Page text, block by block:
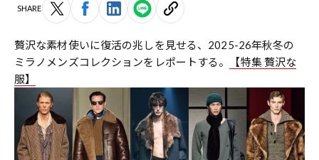
SHARE
贅沢な素材使いに復活の兆しを見せる、2025-26年秋冬の
ミラノメンズコレクションをレポートする。
【特集 贅沢な
服】